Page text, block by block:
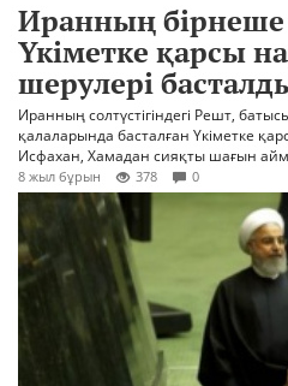
Иранның
Үкіметке қарсы
шерулері
Иранның солтүстігіндегі Решт,
қалаларында басталған Үкіметке
Исфахан, Хамадан сияқты шағын
8 жыл бұрын 378 0